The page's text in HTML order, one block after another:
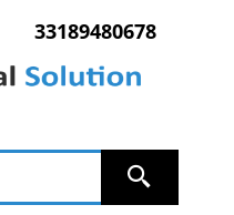
33189480678